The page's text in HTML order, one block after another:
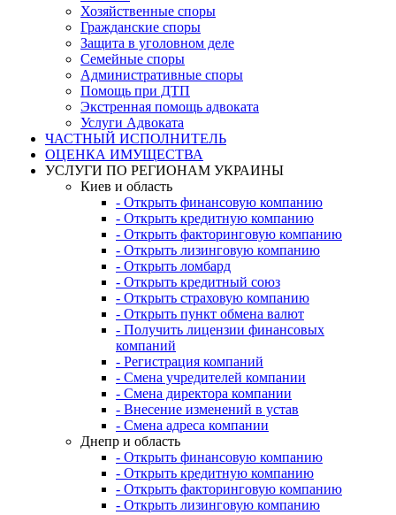
Хозяйственные споры
Гражданские споры
Защита в уголовном деле
Семейные споры
Административные споры
Помощь при ДТП
Экстренная помощь адвоката
Услуги Адвоката
ЧАСТНЫЙ ИСПОЛНИТЕЛЬ
ОЦЕНКА ИМУЩЕСТВА
УСЛУГИ ПО РЕГИОНАМ УКРАИНЫ
Киев и область
- Открыть финансовую компанию
- Открыть кредитную компанию
- Открыть факторинговую компанию
- Открыть лизинговую компанию
- Открыть ломбард
- Открыть кредитный союз
- Открыть страховую компанию
- Открыть пункт обмена валют
- Получить лицензии финансовых
компаний
- Регистрация компаний
- Смена учредителей компании
- Смена директора компании
- Внесение изменений в устав
- Смена адреса компании
Днепр и область
- Открыть финансовую компанию
- Открыть кредитную компанию
- Открыть факторинговую компанию
- Открыть лизинговую компанию